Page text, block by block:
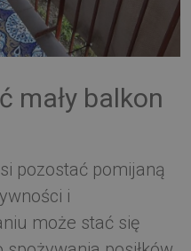
mały balkon
pozostać pomijaną
i
może stać się